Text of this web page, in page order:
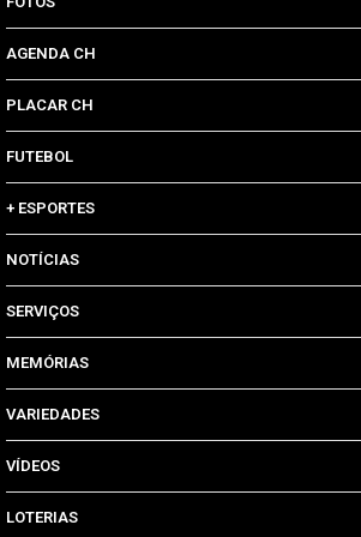
AGENDA CH
PLACAR CH
FUTEBOL
+ ESPORTES
NOTÍCIAS
SERVIÇOS
MEMÓRIAS
VARIEDADES
VÍDEOS
LOTERIAS